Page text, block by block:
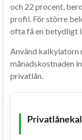
och 22 procent,
profil. För större
ofta få en betydligt
Använd kalkylatorn
månadskostnaden
privatlån.